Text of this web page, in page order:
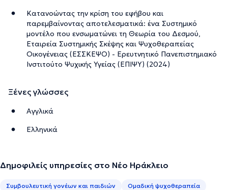
Κατανοώντας την κρίση του εφήβου και
παρεμβαίνοντας αποτελεσματικά: ένα Συστημικό
μοντέλο που ενσωματώνει τη Θεωρία του Δεσμού,
Εταιρεία Συστημικής Σκέψης και Ψυχοθεραπείας
Οικογένειας (ΕΣΣΚΕΨΟ) - Ερευτνητικό Πανεπιστημιακό
Ινστιτούτο Ψυχικής Υγείας (ΕΠΙΨΥ) (2024)
Ξένες γλώσσες
Αγγλικά
Ελληνικά
Δημοφιλείς υπηρεσίες στο Νέο Ηράκλειο
Συμβουλευτική γονέων και παιδιών
Ομαδική ψυχοθεραπεία